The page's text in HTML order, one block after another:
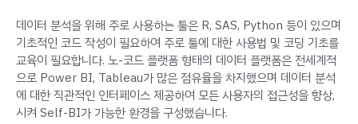
데이터 분석을 위해 주로 사용하는 툴은 R, SAS, Python 등이 있으며
기초적인 코드 작성이 필요하여 주로 툴에 대한 사용법 및 코딩 기초를
교육이 필요합니다. 노-코드 플랫폼 형태의 데이터 플랫폼은 전세계적
으로 Power BI, Tableau가 많은 점유율을 차지했으며 데이터 분석
에 대한 직관적인 인터페이스 제공하여 모든 사용자의 접근성을 향상,
시켜 Self-BI가 가능한 환경을 구성했습니다.